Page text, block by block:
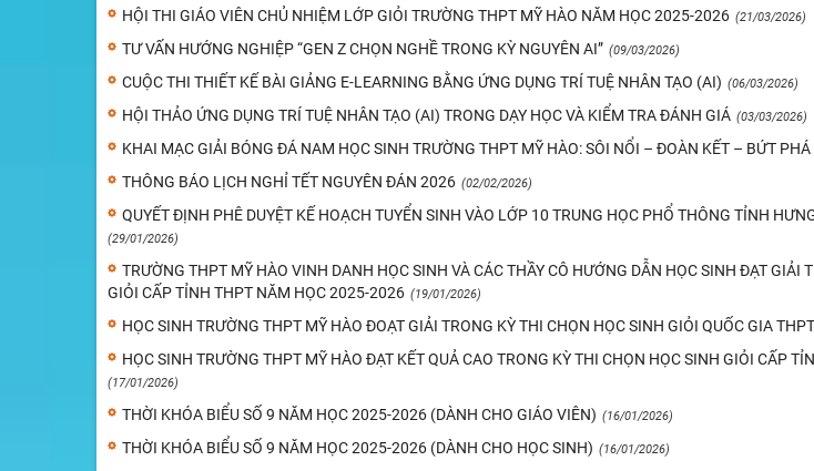
HỘI THI GIÁO VIÊN CHỦ NHIỆM LỚP GIỎI TRƯỜNG THPT MỸ HÀO NĂM HỌC 2025-2026 (21/03/2026)
TƯ VẤN HƯỚNG NGHIỆP “GEN Z CHỌN NGHỀ TRONG KỲ NGUYÊN AI” (09/03/2026)
CUỘC THI THIẾT KẾ BÀI GIẢNG E-LEARNING BẰNG ỨNG DỤNG TRÍ TUỆ NHÂN TẠO (AI) (06/03/2026)
HỘI THẢO ỨNG DỤNG TRÍ TUỆ NHÂN TẠO (AI) TRONG DẠY HỌC VÀ KIỂM TRA ĐÁNH GIÁ (03/03/2026)
KHAI MẠC GIẢI BÓNG ĐÁ NAM HỌC SINH TRƯỜNG THPT MỸ HÀO: SÔI NỔI – ĐOÀN KẾT – BỨT PHÁ
THÔNG BÁO LỊCH NGHỈ TẾT NGUYÊN ĐÁN 2026 (02/02/2026)
QUYẾT ĐỊNH PHÊ DUYỆT KẾ HOẠCH TUYỂN SINH VÀO LỚP 10 TRUNG HỌC PHỔ THÔNG TỈNH
(29/01/2026)
TRƯỜNG THPT MỸ HÀO VINH DANH HỌC SINH VÀ CÁC THẦY CÔ HƯỚNG DẪN HỌC SINH ĐẠT GIẢI
GIỎI CẤP TỈNH THPT NĂM HỌC 2025-2026 (19/01/2026)
HỌC SINH TRƯỜNG THPT MỸ HÀO ĐOẠT GIẢI TRONG KỲ THI CHỌN HỌC SINH GIỎI QUỐC GIA
HỌC SINH TRƯỜNG THPT MỸ HÀO ĐẠT KẾT QUẢ CAO TRONG KỲ THI CHỌN HỌC SINH GIỎI CẤP
(17/01/2026)
THỜI KHÓA BIỂU SỐ 9 NĂM HỌC 2025-2026 (DÀNH CHO GIÁO VIÊN) (16/01/2026)
THỜI KHÓA BIỂU SỐ 9 NĂM HỌC 2025-2026 (DÀNH CHO HỌC SINH) (16/01/2026)